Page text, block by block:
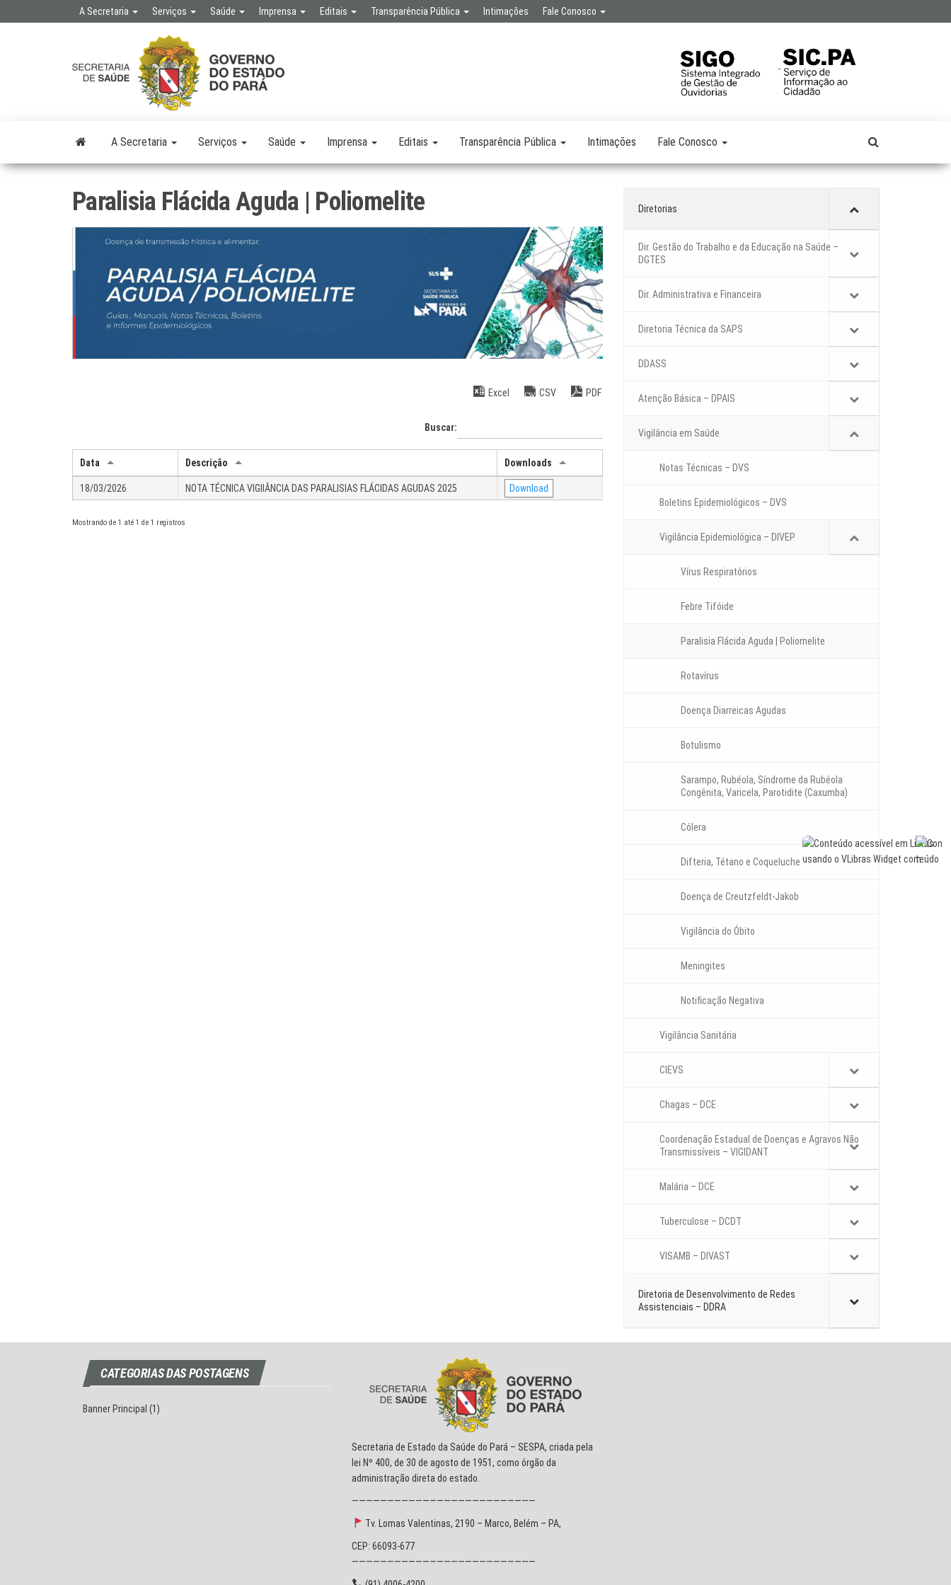
to
A Secretaria Serviços Saúde Imprensa Editais Transparência Pública Intimações Fale Conosco
A Secretaria Serviços Saúde Imprensa Editais Transparência Pública Intimações Fale Conosco
Paralisia Flácida Aguda | Poliomelite
Excel CSV PDF
Buscar:
Data Descrição Downloads
18/03/2026 NOTA TÉCNICA VIGIlÂNCIA DAS PARALISIAS FLÁCIDAS AGUDAS 2025 Download
Mostrando de 1 até 1 de 1 registros
Diretorias
Dir. Gestão do Trabalho e da Educação na Saúde –
DGTES
Dir. Administrativa e Financeira
Diretoria Técnica da SAPS
DDASS
Atenção Básica – DPAIS
Vigilância em Saúde
Notas Técnicas – DVS
Boletins Epidemiológicos – DVS
Vigilância Epidemiológica – DIVEP
Vírus Respiratórios
Febre Tifóide
Paralisia Flácida Aguda | Poliomelite
Rotavírus
Doença Diarreicas Agudas
Botulismo
Sarampo, Rubéola, Síndrome da Rubéola
Congênita, Varicela, Parotidite (Caxumba)
Cólera
Difteria, Tétano e Coqueluche
Doença de Creutzfeldt-Jakob
Vigilância do Óbito
Meningites
Notificação Negativa
Vigilância Sanitária
CIEVS
Chagas – DCE
Coordenação Estadual de Doenças e Agravos Não
Transmissíveis – VIGIDANT
Malária – DCE
Tuberculose – DCDT
VISAMB – DIVAST
Diretoria de Desenvolvimento de Redes
Assistenciais – DDRA
CATEGORIAS DAS POSTAGENS
Banner Principal (1)
Secretaria de Estado da Saúde do Pará – SESPA, criada pela
lei Nº 400, de 30 de agosto de 1951, como órgão da
administração direta do estado.
——————————————————————————
Tv. Lomas Valentinas, 2190 – Marco, Belém – PA,
CEP: 66093-677
——————————————————————————